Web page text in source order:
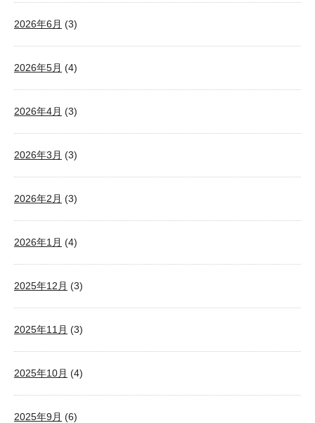
2026年6月 (3)
2026年5月 (4)
2026年4月 (3)
2026年3月 (3)
2026年2月 (3)
2026年1月 (4)
2025年12月 (3)
2025年11月 (3)
2025年10月 (4)
2025年9月 (6)